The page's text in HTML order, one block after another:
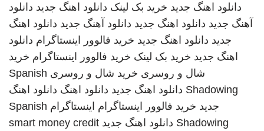
دانلود اهنگ جدید خرید بک لینک دانلود اهنگ جدید دانلود
آهنگ جدید دانلود اهنگ جدید دانلود آهنگ جدید دانلود اهنگ
جدید دانلود اهنگ جدید خرید فالوور اینستاگرام دانلود
اهنگ جدید خرید بک لینک خرید فالوور اینستاگرام خرید
شال و روسری خرید شال و روسری Spanish
Shadowing دانلود اهنگ جدید دانلود اهنگ دانلود اهنگ
جدید خرید فالوور اینستاگرام اینستاگرام Spanish
Shadowing دانلود اهنگ جدید smart money credit